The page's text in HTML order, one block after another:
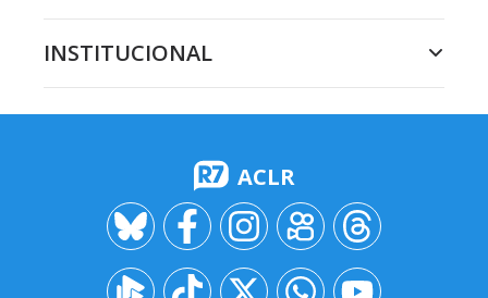
INSTITUCIONAL
ACLR